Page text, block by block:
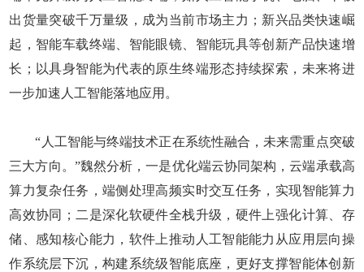
出货量突破千万量级，成为当前市场主力；新兴品类快速崛
起，智能车载终端、智能眼镜、智能玩具等创新产品快速增
长；以具身智能为代表的原生终端形态持续探索，未来将进
一步加速人工智能落地应用。
“人工智能与终端技术正在系统性融合，未来需重点突破
三大方向。”魏然分析，一是优化端云协同架构，云端承载高
算力复杂任务，端侧处理高频实时交互任务，实现智能算力
高效协同；二是深化软硬件全栈升级，硬件上强化计算、存
储、感知核心能力，软件上推动人工智能能力从应用层向操
作系统层下沉，构建系统级智能底座，更好支撑智能体创新